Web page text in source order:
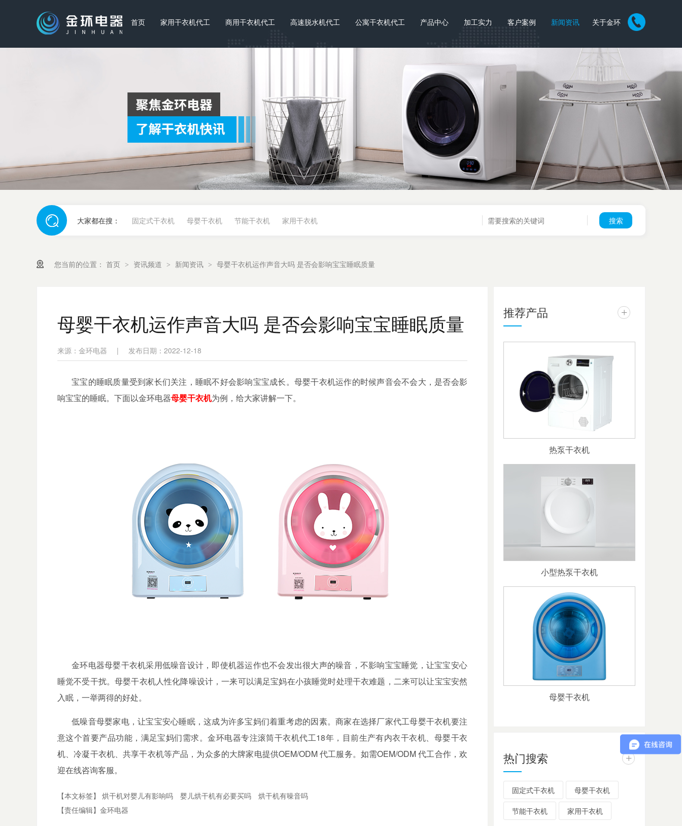
首页 家用干衣机代工 商用干衣机代工 高速脱水机代工 公寓干衣机代工 产品中心 加工实力 客户案例 新闻资讯 关于金环
大家都在搜： 固定式干衣机 母婴干衣机 节能干衣机 家用干衣机
您当前的位置： 首页 > 资讯频道 > 新闻资讯 > 母婴干衣机运作声音大吗 是否会影响宝宝睡眠质量
母婴干衣机运作声音大吗 是否会影响宝宝睡眠质量
来源：金环电器 | 发布日期：2022-12-18
宝宝的睡眠质量受到家长们关注，睡眠不好会影响宝宝成长。母婴干衣机运作的时候声音会不会大，是否会影
响宝宝的睡眠。下面以金环电器母婴干衣机为例，给大家讲解一下。
金环电器母婴干衣机采用低噪音设计，即使机器运作也不会发出很大声的噪音，不影响宝宝睡觉，让宝宝安心
睡觉不受干扰。母婴干衣机人性化降噪设计，一来可以满足宝妈在小孩睡觉时处理干衣难题，二来可以让宝宝安然
入眠，一举两得的好处。
低噪音母婴家电，让宝宝安心睡眠，这成为许多宝妈们着重考虑的因素。商家在选择厂家代工母婴干衣机要注
意这个首要产品功能，满足宝妈们需求。金环电器专注滚筒干衣机代工18年，目前生产有内衣干衣机、母婴干衣
机、冷凝干衣机、共享干衣机等产品，为众多的大牌家电提供OEM/ODM代工服务。如需OEM/ODM代工合作，欢
迎在线咨询客服。
【本文标签】 烘干机对婴儿有影响吗 婴儿烘干机有必要买吗
烘干机有噪音吗
【责任编辑】 金环电器
推荐产品 +
热泵干衣机
小型热泵干衣机
母婴干衣机
热门搜索 +
固定式干衣机 母婴干衣机
节能干衣机 家用干衣机